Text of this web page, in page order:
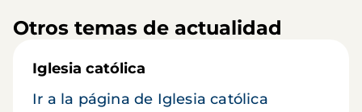
Otros temas de actualidad
Iglesia católica
Ir a la página de Iglesia católica